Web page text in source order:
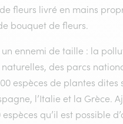
fleurs livré en mains
bouquet de fleurs.
ennemi de taille : la
des parcs
espèces de plantes dites
l’Italie et la Grèce.
qu’il est possible